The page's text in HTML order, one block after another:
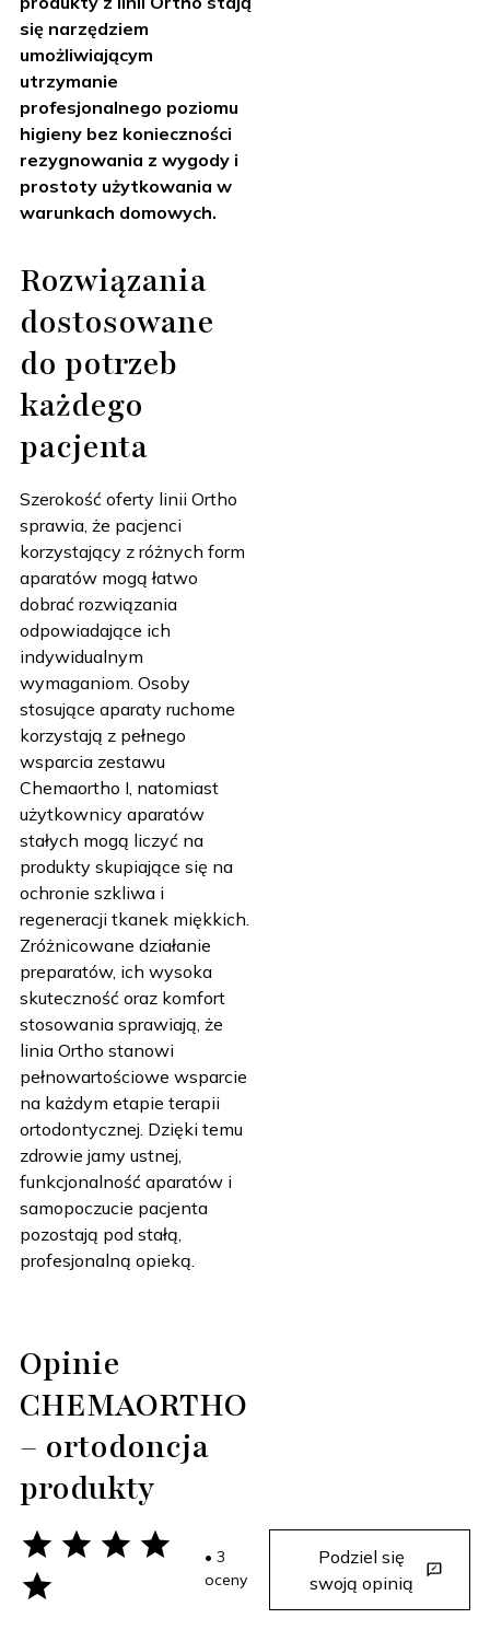
się narzędziem
umożliwiającym
utrzymanie
profesjonalnego poziomu
higieny bez konieczności
rezygnowania z wygody i
prostoty użytkowania w
warunkach domowych.
Rozwiązania
dostosowane
do potrzeb
każdego
pacjenta
Szerokość oferty linii Ortho
sprawia, że pacjenci
korzystający z różnych form
aparatów mogą łatwo
dobrać rozwiązania
odpowiadające ich
indywidualnym
wymaganiom. Osoby
stosujące aparaty ruchome
korzystają z pełnego
wsparcia zestawu
Chemaortho I, natomiast
użytkownicy aparatów
stałych mogą liczyć na
produkty skupiające się na
ochronie szkliwa i
regeneracji tkanek miękkich.
Zróżnicowane działanie
preparatów, ich wysoka
skuteczność oraz komfort
stosowania sprawiają, że
linia Ortho stanowi
pełnowartościowe wsparcie
na każdym etapie terapii
ortodontycznej. Dzięki temu
zdrowie jamy ustnej,
funkcjonalność aparatów i
samopoczucie pacjenta
pozostają pod stałą,
profesjonalną opieką.
Opinie
CHEMAORTHO
– ortodoncja
produkty
• 3
oceny
Podziel się
swoją opinią